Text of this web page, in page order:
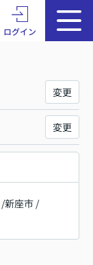
ログイン
変更
変更
/新座市 /